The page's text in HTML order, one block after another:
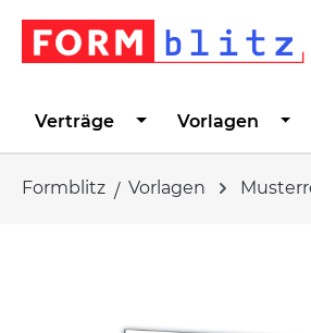
Zur Hauptnavigation
Verträge Vorlagen
Formblitz Vorlagen